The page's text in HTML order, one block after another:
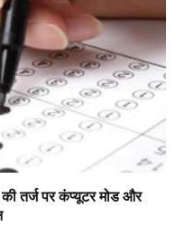
तर्ज पर कंप्यूटर मोड और